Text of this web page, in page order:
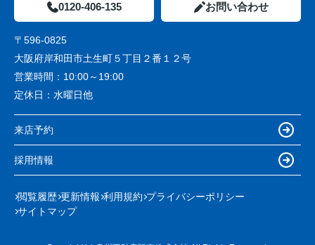
0120-406-135 お問い合わせ
〒596-0825
大阪府岸和田市土生町５丁目２番１２号
営業時間： 10:00～19:00
定休日： 水曜日他
来店予約
採用情報
閲覧履歴 更新情報 利用規約 プライバシーポリシー
サイトマップ